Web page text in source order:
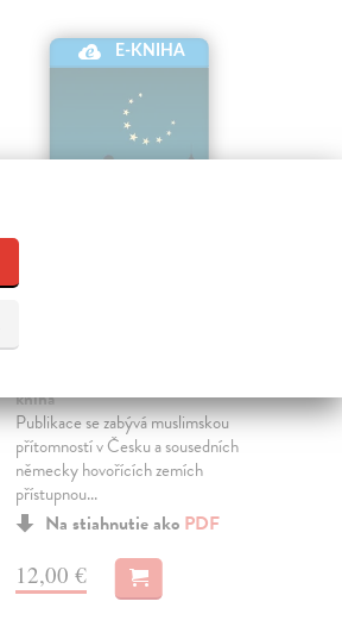
E-KNIHA
půlměsíc II.
kniha
Publikace se zabývá muslimskou
přítomností v Česku a sousedních
německy hovořících zemích
přístupnou...
Na stiahnutie ako PDF
12,00 €
V